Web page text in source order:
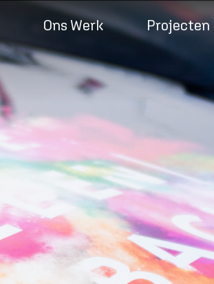
Ons Werk Projecten